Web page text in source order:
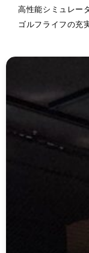
高性能シミュレー
ゴルフライフの充